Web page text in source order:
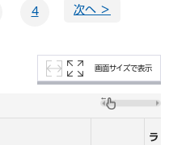
4 次へ ＞
画面サイズで表示
ラ